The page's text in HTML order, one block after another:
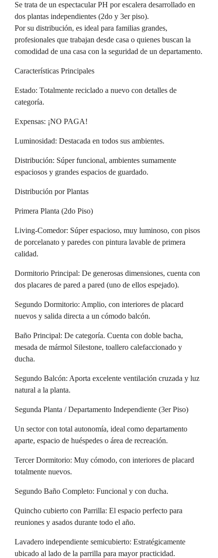
Se trata de un espectacular PH por escalera desarrollado en
dos plantas independientes (2do y 3er piso).
Por su distribución, es ideal para familias grandes,
profesionales que trabajan desde casa o quienes buscan la
comodidad de una casa con la seguridad de un departamento.
Características Principales
Estado: Totalmente reciclado a nuevo con detalles de
categoría.
Expensas: ¡NO PAGA!
Luminosidad: Destacada en todos sus ambientes.
Distribución: Súper funcional, ambientes sumamente
espaciosos y grandes espacios de guardado.
Distribución por Plantas
Primera Planta (2do Piso)
Living-Comedor: Súper espacioso, muy luminoso, con pisos
de porcelanato y paredes con pintura lavable de primera
calidad.
Dormitorio Principal: De generosas dimensiones, cuenta con
dos placares de pared a pared (uno de ellos espejado).
Segundo Dormitorio: Amplio, con interiores de placard
nuevos y salida directa a un cómodo balcón.
Baño Principal: De categoría. Cuenta con doble bacha,
mesada de mármol Silestone, toallero calefaccionado y
ducha.
Segundo Balcón: Aporta excelente ventilación cruzada y luz
natural a la planta.
Segunda Planta / Departamento Independiente (3er Piso)
Un sector con total autonomía, ideal como departamento
aparte, espacio de huéspedes o área de recreación.
Tercer Dormitorio: Muy cómodo, con interiores de placard
totalmente nuevos.
Segundo Baño Completo: Funcional y con ducha.
Quincho cubierto con Parrilla: El espacio perfecto para
reuniones y asados durante todo el año.
Lavadero independiente semicubierto: Estratégicamente
ubicado al lado de la parrilla para mayor practicidad.